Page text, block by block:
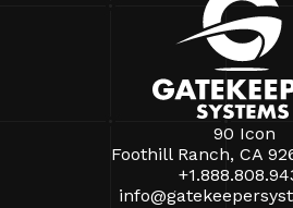
90 Icon
Foothill Ranch, CA